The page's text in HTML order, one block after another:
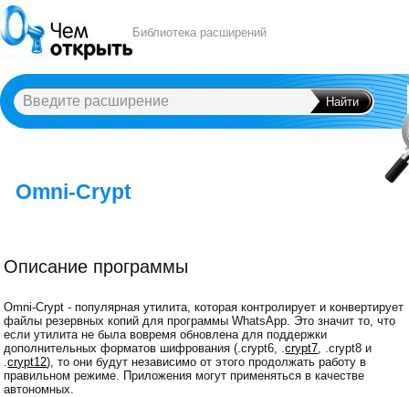
Библиотека расширений
A B C D E F X
Omni-Crypt
Описание программы
Omni-Crypt - популярная утилита, которая контролирует и конвертирует
файлы резервных копий для программы WhatsApp. Это значит то, что
если утилита не была вовремя обновлена для поддержки
дополнительных форматов шифрования (.crypt6, .crypt7, .crypt8 и
.crypt12), то они будут независимо от этого продолжать работу в
правильном режиме. Приложения могут применяться в качестве
автономных.